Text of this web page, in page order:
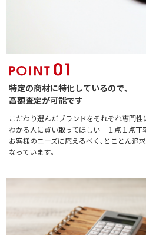
特定の商材に特化しているので､
高額査定が可能です
こだわり選んだブランドをそれぞれ専門
わかる人に買い取ってほしい｣｢１点１点
お客様のニーズに応えるべく､とことん追
なっています｡